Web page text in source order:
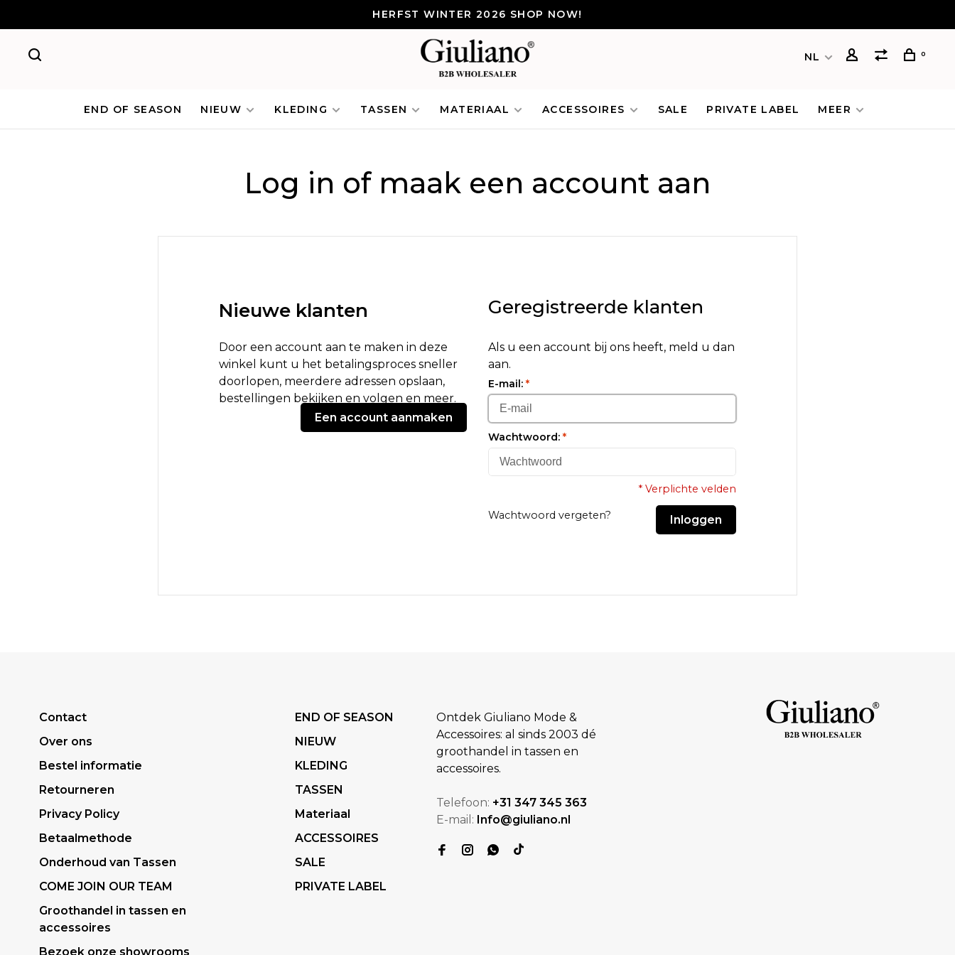
HERFST WINTER 2026 SHOP NOW!
NL 0
END OF SEASON NIEUW KLEDING TASSEN MATERIAAL ACCESSOIRES SALE PRIVATE LABEL MEER
Log in of maak een account aan
Nieuwe klanten
Door een account aan te maken in deze
winkel kunt u het betalingsproces sneller
doorlopen, meerdere adressen opslaan,
bestellingen bekijken en volgen en meer.
Een account aanmaken
Geregistreerde klanten
Als u een account bij ons heeft, meld u dan
aan.
E-mail: *
Wachtwoord: *
* Verplichte velden
Wachtwoord vergeten? Inloggen
Contact
Over ons
Bestel informatie
Retourneren
Privacy Policy
Betaalmethode
Onderhoud van Tassen
COME JOIN OUR TEAM
Groothandel in tassen en
accessoires
Bezoek onze showrooms
END OF SEASON
NIEUW
KLEDING
TASSEN
Materiaal
ACCESSOIRES
SALE
PRIVATE LABEL
Ontdek Giuliano Mode &
Accessoires: al sinds 2003 dé
groothandel in tassen en
accessoires.
Telefoon: +31 347 345 363
E-mail: Info@giuliano.nl